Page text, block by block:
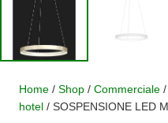
Home / Shop / Commerciale /
hotel / SOSPENSIONE LED